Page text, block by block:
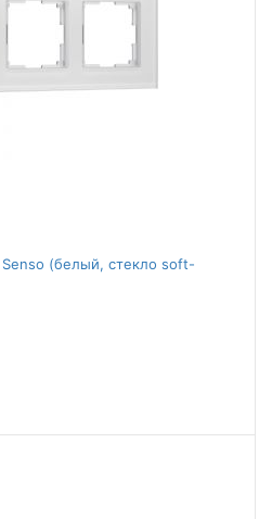
(белый, стекло soft-